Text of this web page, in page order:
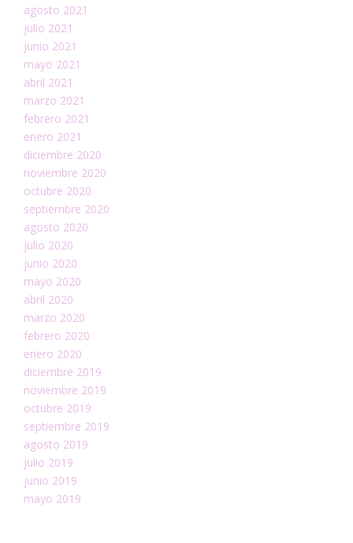
agosto 2021
julio 2021
junio 2021
mayo 2021
abril 2021
marzo 2021
febrero 2021
enero 2021
diciembre 2020
noviembre 2020
octubre 2020
septiembre 2020
agosto 2020
julio 2020
junio 2020
mayo 2020
abril 2020
marzo 2020
febrero 2020
enero 2020
diciembre 2019
noviembre 2019
octubre 2019
septiembre 2019
agosto 2019
julio 2019
junio 2019
mayo 2019